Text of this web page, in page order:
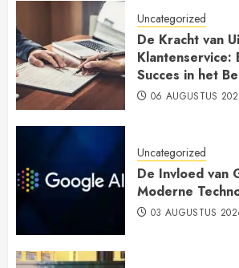
Uncategorized
De Kracht van
Klantenservice:
Succes in het
06 AUGUSTUS
Uncategorized
De Invloed van
Moderne
03 AUGUSTUS